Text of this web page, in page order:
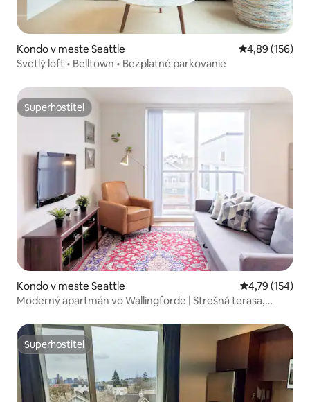
Kondo v meste Seattle Priemerné
4,89 (156)
Svetlý loft • Belltown • Bezplatné parkovanie
Superhostiteľ
Superhostiteľ
Kondo v meste Seattle Priemerné
4,79 (154)
Moderný apartmán vo Wallingforde | Strešná terasa,
Superhostiteľ
Superhostiteľ